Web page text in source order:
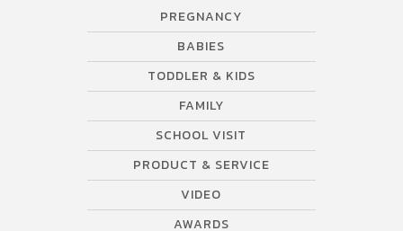
PREGNANCY
BABIES
TODDLER & KIDS
FAMILY
SCHOOL VISIT
PRODUCT & SERVICE
VIDEO
AWARDS